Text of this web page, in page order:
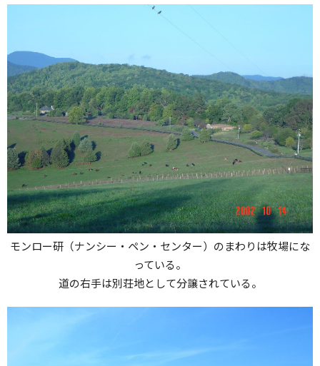
モンロー研（ナンシー・ペン・センター）のまわりは牧場にな
っている。
道の右手は別荘地として分譲されている。